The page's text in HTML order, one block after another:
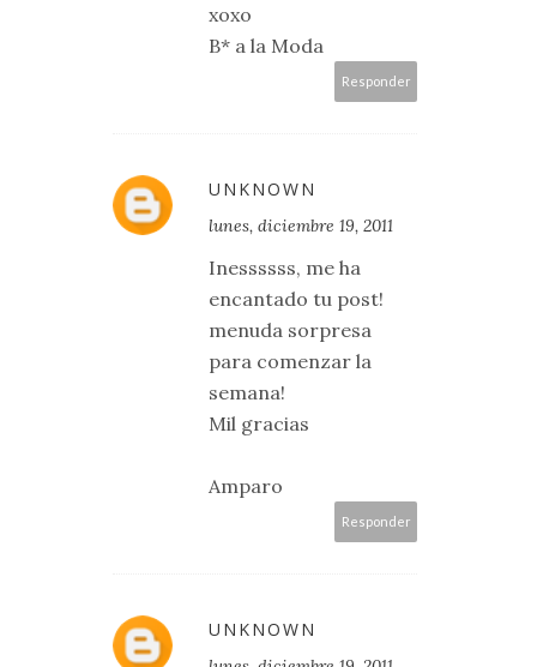
xoxo
B* a la Moda
Responder
UNKNOWN
lunes, diciembre 19, 2011
Inessssss, me ha
encantado tu post!
menuda sorpresa
para comenzar la
semana!
Mil gracias
Amparo
Responder
UNKNOWN